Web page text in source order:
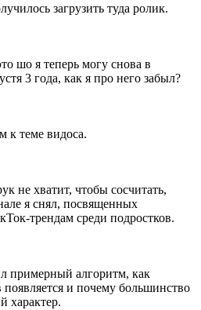
загрузить туда ролик.
шо я теперь могу снова в
3 года, как я про него забыл?
к теме видоса.
не хватит, чтобы сосчитать,
я снял, посвященных
трендам среди подростков.
примерный алгоритм, как
и почему большинство
характер.